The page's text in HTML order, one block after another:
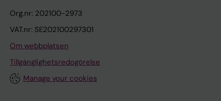
Org.nr: 202100-2973
VAT.nr: SE202100297301
Om webbplatsen
Tillgänglighetsredogörelse
Manage your cookies